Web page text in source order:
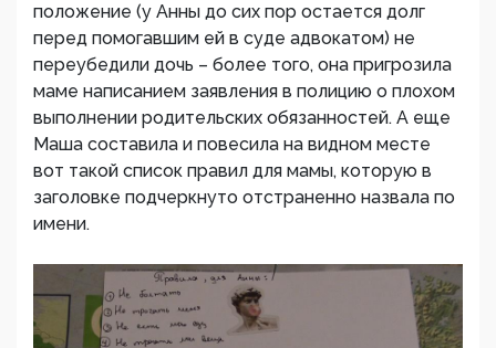
положение (у Анны до сих пор остается долг
перед помогавшим ей в суде адвокатом) не
переубедили дочь – более того, она пригрозила
маме написанием заявления в полицию о плохом
выполнении родительских обязанностей. А еще
Маша составила и повесила на видном месте
вот такой список правил для мамы, которую в
заголовке подчеркнуто отстраненно назвала по
имени.